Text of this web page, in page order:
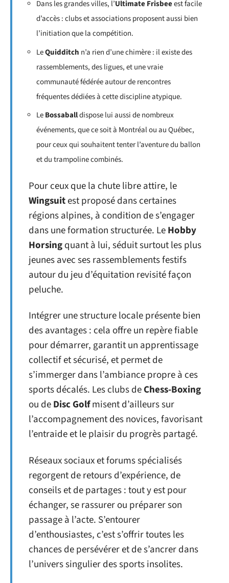
Dans les grandes villes, l’Ultimate Frisbeeest facile
d’accès : clubs et associations proposent aussi bien
l’initiation que la compétition.
LeQuidditch n’a rien d’une chimère : il existe des
rassemblements, des ligues, et une vraie
communauté fédérée autour de rencontres
fréquentes dédiées à cette discipline atypique.
LeBossaballdispose lui aussi de nombreux
événements, que ce soit à Montréal ou au Québec,
pour ceux qui souhaitent tenter l’aventure du ballon
et du trampoline combinés.
Pour ceux que la chute libre attire, le
Wingsuitest proposé dans certaines
régions alpines, à condition de s’engager
dans une formation structurée. LeHobby
Horsingquant à lui, séduit surtout les plus
jeunes avec ses rassemblements festifs
autour du jeu d’équitation revisité façon
peluche.
Intégrer une structure locale présente bien
des avantages : cela offre un repère fiable
pour démarrer, garantit un apprentissage
collectif et sécurisé, et permet de
s’immerger dans l’ambiance propre à ces
sports décalés. Les clubs deChess-Boxing
ou deDisc Golfmisent d’ailleurs sur
l’accompagnement des novices, favorisant
l’entraide et le plaisir du progrès partagé.
Réseaux sociaux et forums spécialisés
regorgent de retours d’expérience, de
conseils et de partages : tout y est pour
échanger, se rassurer ou préparer son
passage à l’acte. S’entourer
d’enthousiastes, c’est s’offrir toutes les
chances de persévérer et de s’ancrer dans
l’univers singulier des sports insolites.